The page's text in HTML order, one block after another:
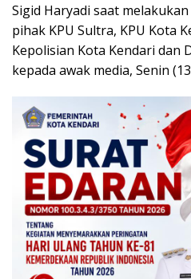
Sigid Haryadi saat
pihak KPU Sultra, KPU Kota
Kepolisian Kota Kendari dan
kepada awak media, Senin